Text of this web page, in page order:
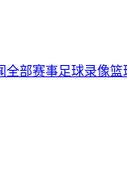
全部赛事足球录像篮